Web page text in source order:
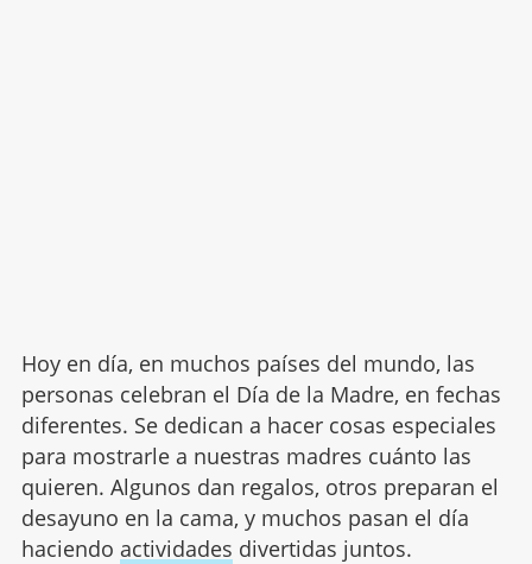
Hoy en día, en muchos países del mundo, las
personas celebran el Día de la Madre, en fechas
diferentes. Se dedican a hacer cosas especiales
para mostrarle a nuestras madres cuánto las
quieren. Algunos dan regalos, otros preparan el
desayuno en la cama, y muchos pasan el día
haciendo actividades divertidas juntos.